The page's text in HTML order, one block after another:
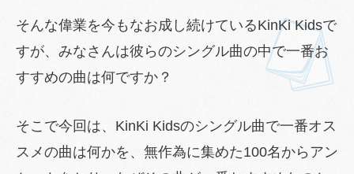
そんな偉業を今もなお成し続けているKinKi Kidsで
すが、みなさんは彼らのシングル曲の中で一番お
すすめの曲は何ですか？
そこで今回は、KinKi Kidsのシングル曲で一番オス
スメの曲は何かを、無作為に集めた100名からアン